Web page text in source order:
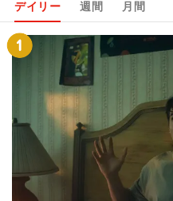
デイリー 週間 月間